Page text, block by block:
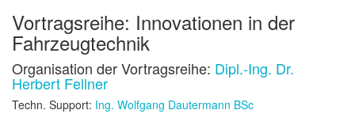
Vortragsreihe: Innovationen in der
Fahrzeugtechnik
Organisation der Vortragsreihe: Dipl.-Ing. Dr.
Herbert Fellner
Techn. Support: Ing. Wolfgang Dautermann BSc